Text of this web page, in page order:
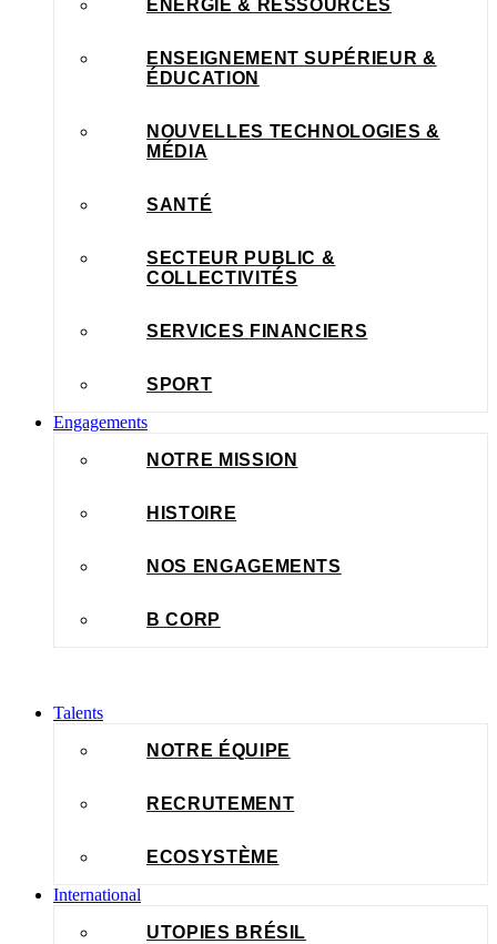
ÉNERGIE & RESSOURCES
ENSEIGNEMENT SUPÉRIEUR &
ÉDUCATION
NOUVELLES TECHNOLOGIES &
MÉDIA
SANTÉ
SECTEUR PUBLIC &
COLLECTIVITÉS
SERVICES FINANCIERS
SPORT
Engagements
NOTRE MISSION
HISTOIRE
NOS ENGAGEMENTS
B CORP
Talents
NOTRE ÉQUIPE
RECRUTEMENT
ECOSYSTÈME
International
UTOPIES BRÉSIL